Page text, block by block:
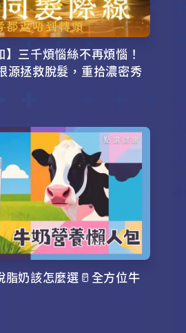
】三千煩惱絲不再煩惱！
源拯救脫髮，重拾濃密秀
脂奶該怎麼選🥛全方位牛